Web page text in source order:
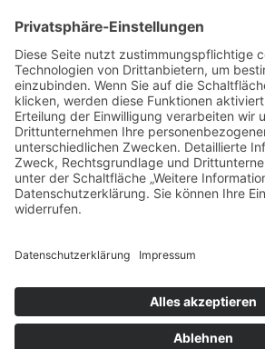
Jetzt Kontakt aufnehmen!
Datenschutzrichtlinie
Impressum
SOCIAL
Instagram
TikTok
YouTube
© 2026 Copyright by TurDoor
Entworfen und entwickelt von CID Graphics